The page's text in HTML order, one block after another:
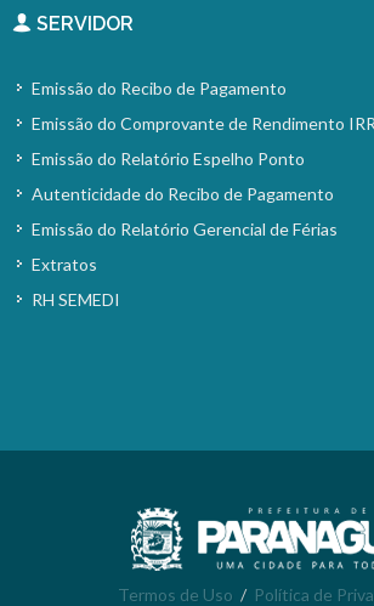
SERVIDOR
Emissão do Recibo de Pagamento
Emissão do Comprovante de Rendimento
Emissão do Relatório Espelho Ponto
Autenticidade do Recibo de Pagamento
Emissão do Relatório Gerencial de Férias
Extratos
RH SEMEDI
Termos de Uso / Política de